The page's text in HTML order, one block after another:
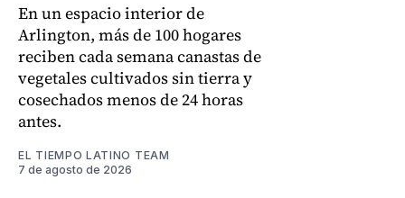
En un espacio interior de
Arlington, más de 100 hogares
reciben cada semana canastas de
vegetales cultivados sin tierra y
cosechados menos de 24 horas
antes.
EL TIEMPO LATINO TEAM
7 de agosto de 2026